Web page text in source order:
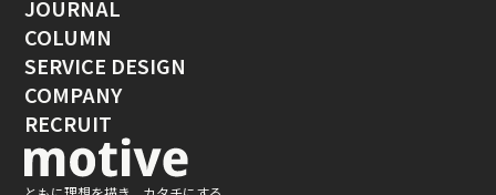
JOURNAL
COLUMN
SERVICE DESIGN
COMPANY
RECRUIT